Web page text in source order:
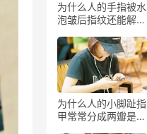
为什么人的手指被水
泡皱后指纹还能解锁
为什么人的小脚趾指
甲常常分成两瓣是返